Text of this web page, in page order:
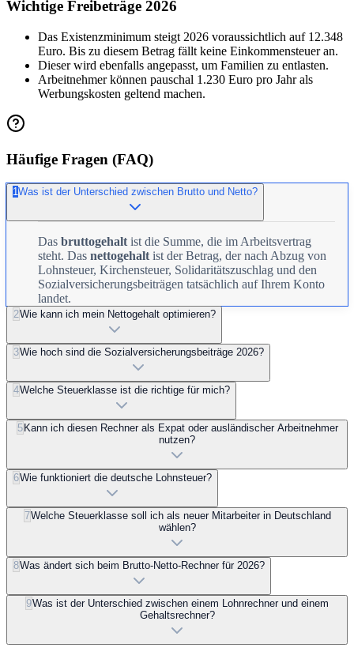
Wichtige Freibeträge 2026
Das Existenzminimum steigt 2026 voraussichtlich auf 12.348
Euro. Bis zu diesem Betrag fällt keine Einkommensteuer an.
Dieser wird ebenfalls angepasst, um Familien zu entlasten.
Arbeitnehmer können pauschal 1.230 Euro pro Jahr als
Werbungskosten geltend machen.
Häufige Fragen (FAQ)
1Was ist der Unterschied zwischen Brutto und Netto?
Das bruttogehalt ist die Summe, die im Arbeitsvertrag
steht. Das nettogehalt ist der Betrag, der nach Abzug von
Lohnsteuer, Kirchensteuer, Solidaritätszuschlag und den
Sozialversicherungsbeiträgen tatsächlich auf Ihrem Konto
landet.
2Wie kann ich mein Nettogehalt optimieren?
3Wie hoch sind die Sozialversicherungsbeiträge 2026?
4Welche Steuerklasse ist die richtige für mich?
5Kann ich diesen Rechner als Expat oder ausländischer Arbeitnehmer
nutzen?
6Wie funktioniert die deutsche Lohnsteuer?
7Welche Steuerklasse soll ich als neuer Mitarbeiter in Deutschland
wählen?
8Was ändert sich beim Brutto-Netto-Rechner für 2026?
9Was ist der Unterschied zwischen einem Lohnrechner und einem
Gehaltsrechner?